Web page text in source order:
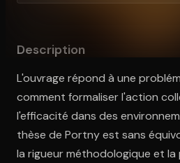
Description
L'ouvrage répond à une
comment formaliser l'action
l'efficacité dans des
thèse de Portny est sans
la rigueur méthodologique et